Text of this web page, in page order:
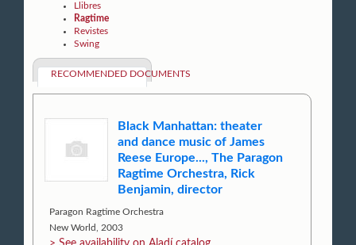
Llibres
Ragtime
Revistes
Swing
RECOMMENDED DOCUMENTS
Black Manhattan: theater
and dance music of James
Reese Europe..., The Paragon
Ragtime Orchestra, Rick
Benjamin, director
Paragon Ragtime Orchestra
New World, 2003